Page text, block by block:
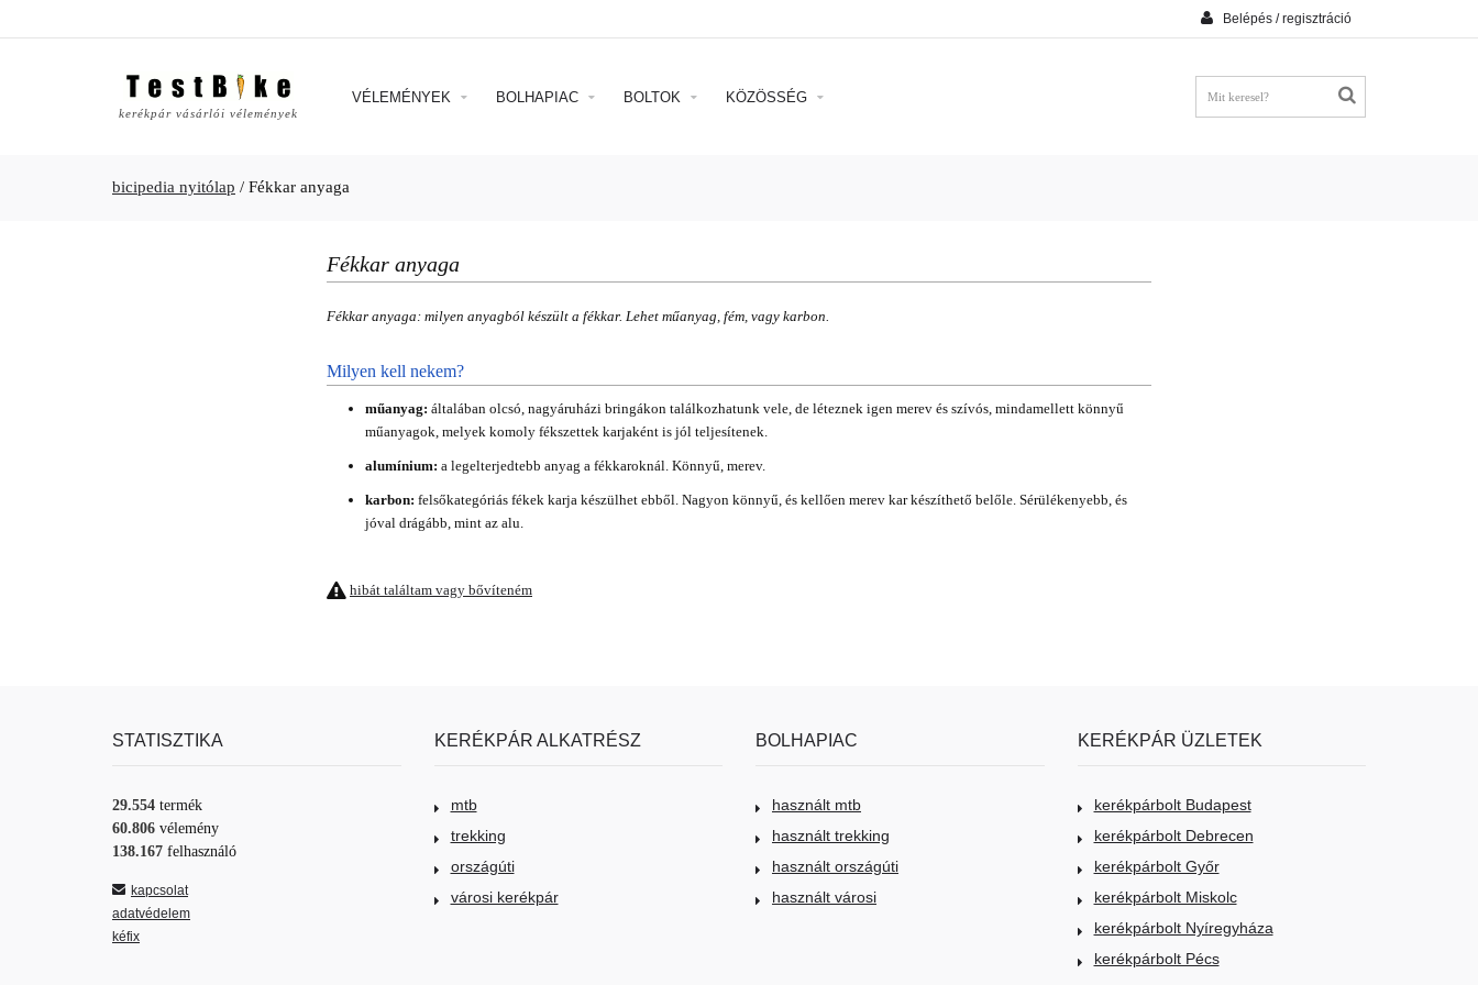
Belépés / regisztráció
kerékpár vásárlói vélemények
VÉLEMÉNYEK BOLHAPIAC BOLTOK KÖZÖSSÉG
bicipedia nyitólap / Fékkar anyaga
Fékkar anyaga
Fékkar anyaga: milyen anyagból készült a fékkar. Lehet műanyag, fém, vagy karbon.
Milyen kell nekem?
műanyag: általában olcsó, nagyáruházi bringákon találkozhatunk vele, de léteznek igen merev és szívós, mindamellett könnyű
műanyagok, melyek komoly fékszettek karjaként is jól teljesítenek.
alumínium: a legelterjedtebb anyag a fékkaroknál. Könnyű, merev.
karbon: felsőkategóriás fékek karja készülhet ebből. Nagyon könnyű, és kellően merev kar készíthető belőle. Sérülékenyebb, és
jóval drágább, mint az alu.
hibát találtam vagy bővíteném
STATISZTIKA
29.554 termék
60.806 vélemény
138.167 felhasználó
kapcsolat
adatvédelem
kéfix
KERÉKPÁR ALKATRÉSZ
mtb
trekking
országúti
városi kerékpár
BOLHAPIAC
használt mtb
használt trekking
használt országúti
használt városi
KERÉKPÁR ÜZLETEK
kerékpárbolt Budapest
kerékpárbolt Debrecen
kerékpárbolt Győr
kerékpárbolt Miskolc
kerékpárbolt Nyíregyháza
kerékpárbolt Pécs